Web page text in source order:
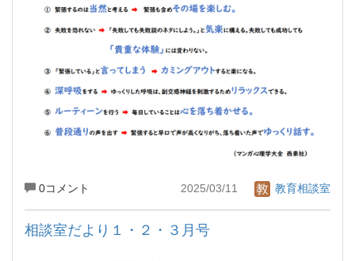
0コメント 2025/03/11 教育相談室
相談室だより１・２・３月号